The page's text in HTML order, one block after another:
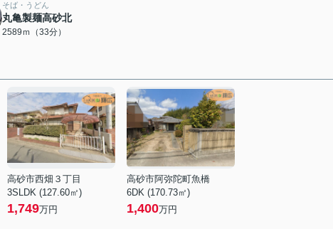
そば・うどん
丸亀製麺高砂北
2589ｍ（33分）
高砂市西畑３丁目
3SLDK (127.60㎡)
1,749万円
高砂市阿弥陀町魚橋
6DK (170.73㎡)
1,400万円